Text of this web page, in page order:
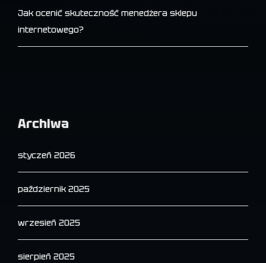
Jak ocenić skuteczność menedżera sklepu
internetowego?
Archiwa
styczeń 2026
październik 2025
wrzesień 2025
sierpień 2025